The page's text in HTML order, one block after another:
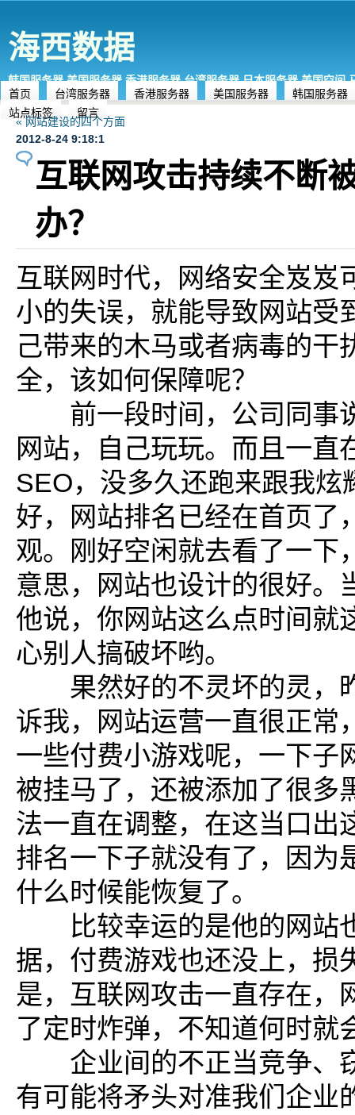
海西数据
韩国服务器,美国服务器,香港服务器,台湾服务器,日本服务器,美国空间
首页
台湾服务器 香港服务器 美国服务器
韩国服务器
站点标签
留言
« 网站建设的四个方面
2012-8-24 9:18:1
互联网攻击持续不断
办？
互联网时代，网络安全岌岌
小的失误，就能导致网站受
己带来的木马或者病毒的干
全，该如何保障呢？
前一段时间，公司同事
网站，自己玩玩。而且一直
SEO，没多久还跑来跟我炫
好，网站排名已经在首页了
观。刚好空闲就去看了一下
意思，网站也设计的很好。
他说，你网站这么点时间就
心别人搞破坏哟。
果然好的不灵坏的灵，
诉我，网站运营一直很正常
一些付费小游戏呢，一下子
被挂马了，还被添加了很多
法一直在调整，在这当口出
排名一下子就没有了，因为
什么时候能恢复了。
比较幸运的是他的网站
据，付费游戏也还没上，损
是，互联网攻击一直存在，
了定时炸弹，不知道何时就
企业间的不正当竞争、
有可能将矛头对准我们企业